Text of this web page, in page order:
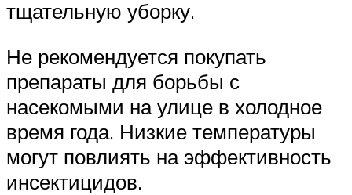
тщательную уборку.
Не рекомендуется покупать
препараты для борьбы с
насекомыми на улице в холодное
время года. Низкие температуры
могут повлиять на эффективность
инсектицидов.